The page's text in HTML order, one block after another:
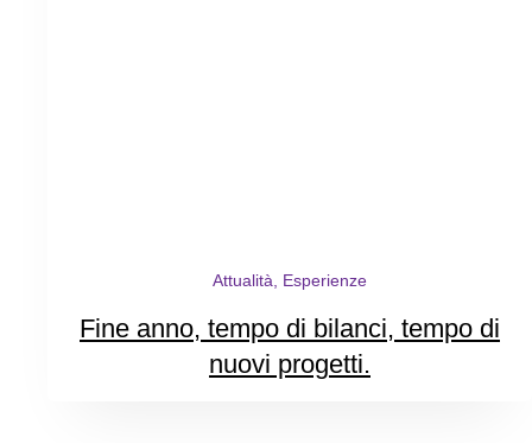
Attualità, Esperienze
Fine anno, tempo di bilanci, tempo di
nuovi progetti.